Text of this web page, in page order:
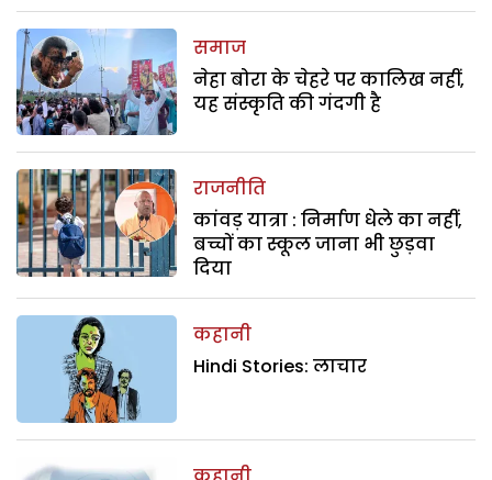
समाज
नेहा बोरा के चेहरे पर कालिख नहीं,
यह संस्कृति की गंदगी है
राजनीति
कांवड़ यात्रा : निर्माण धेले का नहीं,
बच्चों का स्कूल जाना भी छुड़वा
दिया
कहानी
Hindi Stories: लाचार